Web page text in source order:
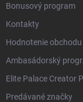
Bonusový program
Kontakty
Hodnotenie obchodu
Ambasádorský
Elite Palace Creator
Predávané značky